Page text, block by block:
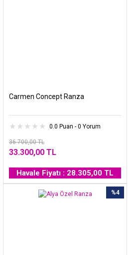
Carmen Concept Ranza
0.0 Puan - 0 Yorum
36.700,00 TL
33.300,00 TL
Havale Fiyatı : 28.305,00 TL
%4